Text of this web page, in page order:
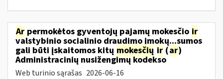
Ar permokėtos gyventojų pajamų mokesčio ir
valstybinio socialinio draudimo įmokų...sumos
gali būti įskaitomos kitų mokesčių ir (ar)
Administracinių nusižengimų kodekso
Web turinio sąrašas 2026-06-16